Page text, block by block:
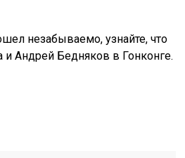
незабываемо, узнайте, что
Андрей Бедняков в Гонконге.